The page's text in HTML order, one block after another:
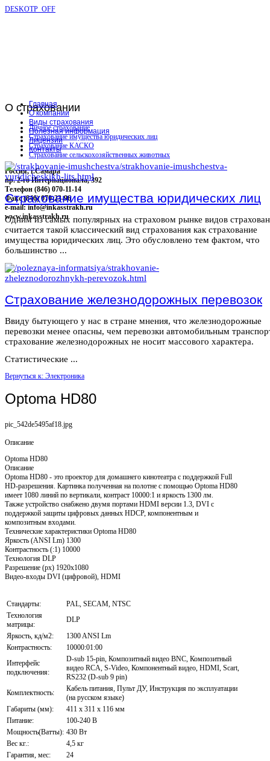
DESKOTP_OFF
О страховании
Личное страхование
Страхование имущества юридических лиц
Страхование КАСКО
Страхование сельскохозяйственных животных
Россия, г.Самара
пр. 2-го Интернационала, 392
Телефон (846) 070-11-14
Факс (846) 070-23-96
e-mail: info@inkasstrakh.ru
www.inkasstrakh.ru
Главная
О компании
Виды страхования
Полезная информация
Лицензии
Контакты
Страхование имущества юридических лиц
Одним из самых популярных на страховом рынке видов
считается такой классический вид страхования как страхование
имущества юридических лиц. Это обусловлено тем фактом, что
большинство ...
Страхование железнодорожных перевозок
Ввиду бытующего у нас в стране мнения, что железнодорожные
перевозки менее опасны, чем перевозки автомобильным
страхование железнодорожных не носит массового характера.
Статистические ...
Вернуться к: Электроника
Optoma HD80
pic_542de5495af18.jpg
Описание
Optoma HD80
Описание
Optoma HD80 - это проектор для домашнего кинотеатра с поддержкой Full
HD-разрешения. Картинка полученная на полотне с помощью Optoma HD80
имеет 1080 линий по вертикали, контраст 10000:1 и яркость 1300 лм.
Также устройство снабжено двумя портами HDMI версии 1.3, DVI с
поддержкой защиты цифровых данных HDCP, компонентным и
композитным входами.
Технические характеристики Optoma HD80
Яркость (ANSI Lm) 1300
Контрастность (:1) 10000
Технология DLP
Разрешение (px) 1920x1080
Видео-входы DVI (цифровой), HDMI
Стандарты:
PAL, SECAM, NTSC
Технология
матрицы:
DLP
Яркость, кд/м2:
1300 ANSI Lm
Контрастность:
10000:01:00
Интерфейс
подключения:
D-sub 15-pin, Композитный видео BNC, Композитный
видео RCA, S-Video, Компонентный видео, HDMI, Scart,
RS232 (D-sub 9 pin)
Комплектность:
Кабель питания, Пульт ДУ, Инструкция по эксплуатации
(на русском языке)
Габариты (мм):
411 x 311 x 116 мм
Питание:
100-240 В
Мощность(Ватты): 430 Вт
Вес кг.:
4,5 кг
Гарантия, мес:
24